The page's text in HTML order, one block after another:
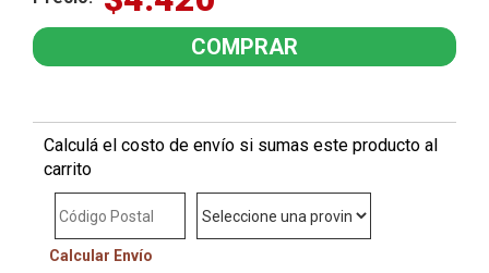
Calculá el costo de envío si sumas este producto al
carrito
Calcular Envío